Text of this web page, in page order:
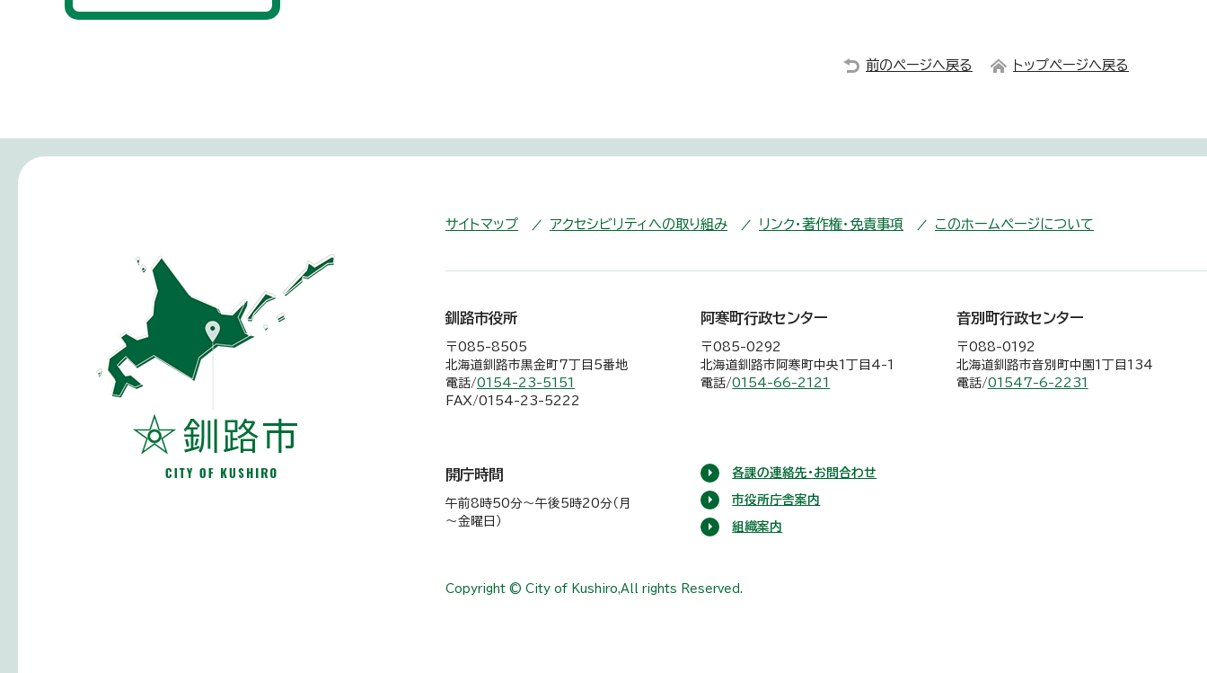
前のページへ戻る トップページへ戻る
サイトマップ アクセシビリティへの取り組み リンク・著作権・免責事項 このホームページについて
釧路市役所
〒085-8505
北海道釧路市黒金町7丁目5番地
電話/0154-23-5151
FAX/0154-23-5222
阿寒町行政センター
〒085-0292
北海道釧路市阿寒町中央1丁目4-1
電話/0154-66-2121
音別町行政センター
〒088-0192
北海道釧路市音別町中園1丁目134
電話/01547-6-2231
開庁時間
午前8時50分～午後5時20分（月
～金曜日）
各課の連絡先・お問合わせ
市役所庁舎案内
組織案内
Copyright © City of Kushiro,All rights Reserved.